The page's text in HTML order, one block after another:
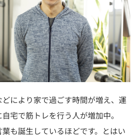
により家で過ごす時間が増え、運
宅で筋トレを行う人が増加中。
葉も誕生しているほどです。とはい